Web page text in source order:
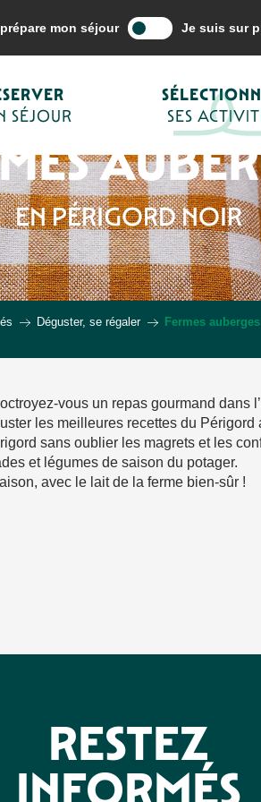
mon séjour Je suis sur
SÉJOUR
SES
EN PÉRIGORD NOIR
Déguster, se régaler Fermes auberges
vous un repas gourmand dans
les meilleures recettes du Périgord
sans oublier les magrets et les
et légumes de saison du potager.
avec le lait de la ferme bien-sûr !
RESTEZ
INFORMÉS